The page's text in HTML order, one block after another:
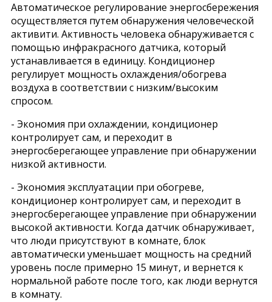
Автоматическое регулирование энергосбережения
осуществляется путем обнаружения человеческой
активити. Активность человека обнаруживается с
помощью инфракрасного датчика, который
устанавливается в единицу. Кондиционер
регулирует мощность охлаждения/обогрева
воздуха в соответствии с низким/высоким
спросом.
- Экономия при охлаждении, кондиционер
контролирует сам, и переходит в
энергосберегающее управление при обнаружении
низкой активности.
- Экономия эксплуатации при обогреве,
кондиционер контролирует сам, и переходит в
энергосберегающее управление при обнаружении
высокой активности. Когда датчик обнаруживает,
что люди присутствуют в комнате, блок
автоматически уменьшает мощность на средний
уровень после примерно 15 минут, и вернется к
нормальной работе после того, как люди вернутся
в комнату.